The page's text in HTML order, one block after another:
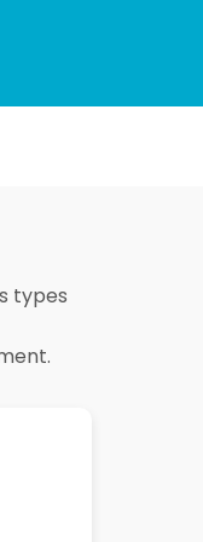
types